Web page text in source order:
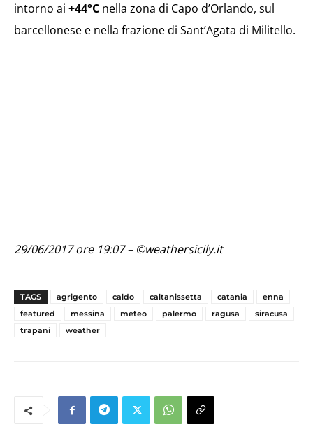
intorno ai +44°C nella zona di Capo d’Orlando, sul
barcellonese e nella frazione di Sant’Agata di Militello.
29/06/2017 ore 19:07 – ©weathersicily.it
TAGS agrigento caldo caltanissetta catania
enna
featured
messina meteo palermo ragusa
siracusa
trapani
weather